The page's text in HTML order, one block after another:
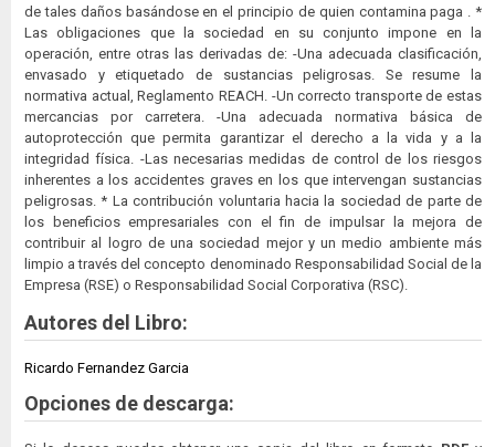
de tales daños basándose en el principio de quien contamina paga . *
Las obligaciones que la sociedad en su conjunto impone en la
operación, entre otras las derivadas de: -Una adecuada clasificación,
envasado y etiquetado de sustancias peligrosas. Se resume la
normativa actual, Reglamento REACH. -Un correcto transporte de estas
mercancias por carretera. -Una adecuada normativa básica de
autoprotección que permita garantizar el derecho a la vida y a la
integridad física. -Las necesarias medidas de control de los riesgos
inherentes a los accidentes graves en los que intervengan sustancias
peligrosas. * La contribución voluntaria hacia la sociedad de parte de
los beneficios empresariales con el fin de impulsar la mejora de
contribuir al logro de una sociedad mejor y un medio ambiente más
limpio a través del concepto denominado Responsabilidad Social de la
Empresa (RSE) o Responsabilidad Social Corporativa (RSC).
Autores del Libro:
Ricardo Fernandez Garcia
Opciones de descarga: